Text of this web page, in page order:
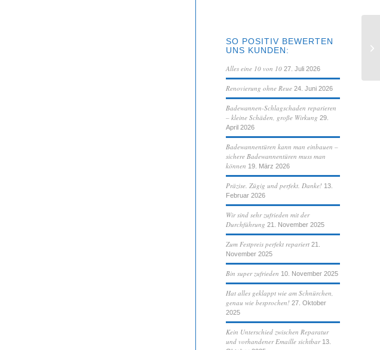
SO POSITIV BEWERTEN
UNS KUNDEN:
Alles eine 10 von 10 27. Juli 2026
Renovierung ohne Reue 24. Juni 2026
Badewannen-Schlagschaden reparieren
– kleine Schäden, große Wirkung 29.
April 2026
Badewannentüren kann man einbauen –
sichere Badewannentüren muss man
können 19. März 2026
Präzise. Zügig und perfekt. Danke! 13.
Februar 2026
Wir sind sehr zufrieden mit der
Durchführung 21. November 2025
Zum Festpreis perfekt repariert 21.
November 2025
Bin super zufrieden 10. November 2025
Hat alles geklappt wie am Schnürchen,
genau wie besprochen! 27. Oktober
2025
Kein Unterschied zwischen Reparatur
und vorhandener Emaille sichtbar 13.